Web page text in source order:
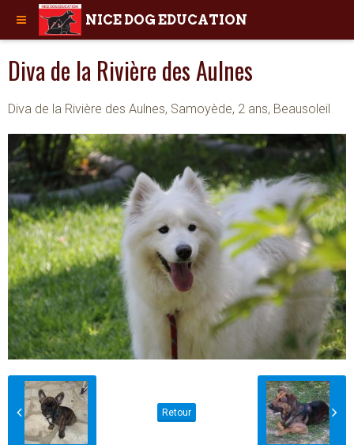
NICE DOG EDUCATION
Diva de la Rivière des Aulnes
Diva de la Rivière des Aulnes, Samoyède, 2 ans, Beausoleil
Retour